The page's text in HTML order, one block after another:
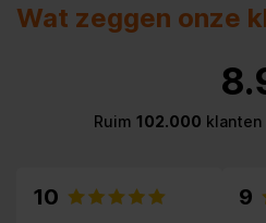
Wat zeggen onze
Ruim 102.000 klanten
10 9